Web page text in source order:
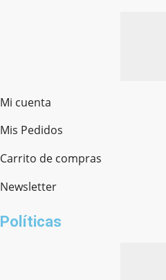
Mi cuenta
Mis Pedidos
Carrito de compras
Newsletter
Políticas